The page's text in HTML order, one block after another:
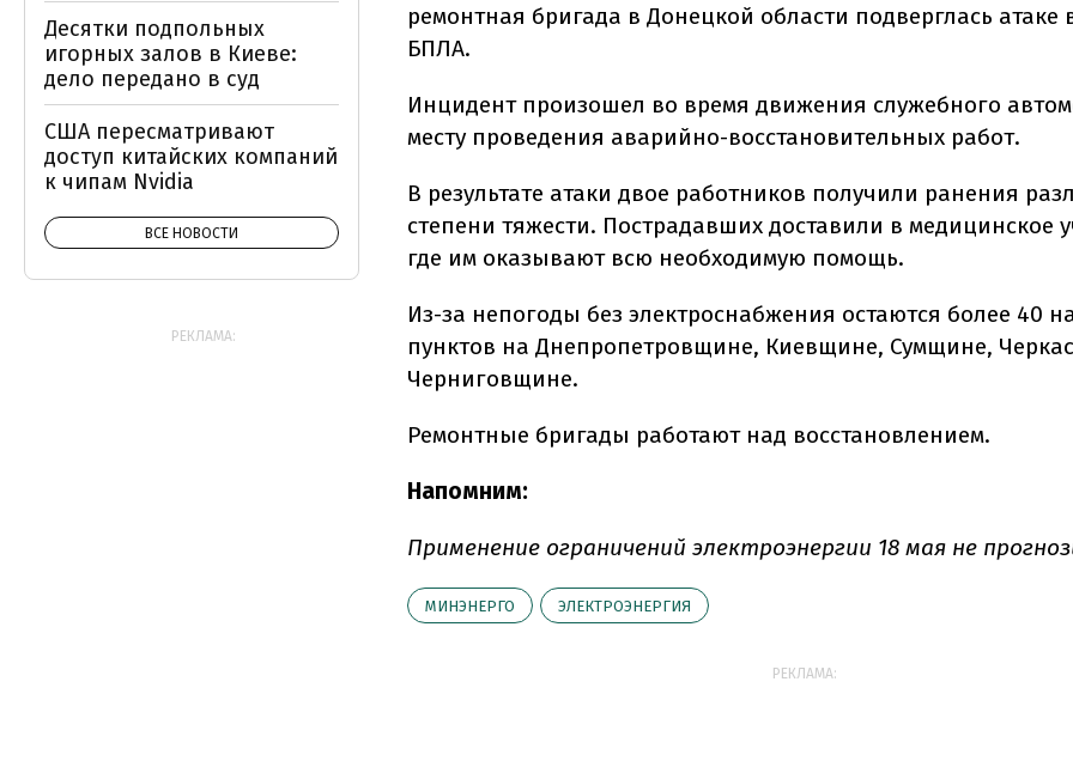
ремонтная бригада в Донецкой области подверглась атаке
БПЛА.
Инцидент произошел во время движения служебного
месту проведения аварийно-восстановительных работ.
В результате атаки двое работников получили ранения
степени тяжести. Пострадавших доставили в медицинское
где им оказывают всю необходимую помощь.
Из-за непогоды без электроснабжения остаются более 40
пунктов на Днепропетровщине, Киевщине, Сумщине,
Черниговщине.
Ремонтные бригады работают над восстановлением.
Напомним:
Применение ограничений электроэнергии 18 мая не
МИНЭНЕРГО ЭЛЕКТРОЭНЕРГИЯ
РЕКЛАМА:
Десятки подпольных
игорных залов в Киеве:
дело передано в суд
США пересматривают
доступ китайских компаний
к чипам Nvidia
ВСЕ НОВОСТИ
РЕКЛАМА: